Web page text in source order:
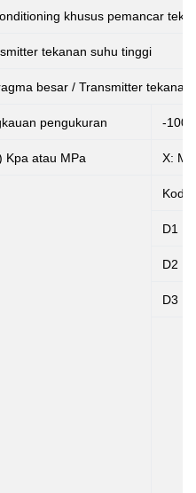
khusus pemancar
tekanan suhu tinggi
besar / Transmitter tekanan
pengukuran -
Kpa atau MPa X:
Kode
D1
D2
D3